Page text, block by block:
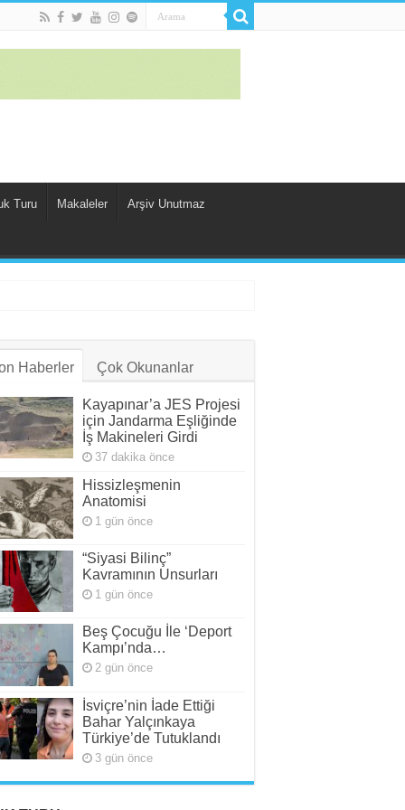
Turu Makaleler Arşiv Unutmaz
Haberler Çok Okunanlar
Kayapınar’a JES Projesi
için Jandarma Eşliğinde
İş Makineleri Girdi
37 dakika önce
Hissizleşmenin
Anatomisi
1 gün önce
“Siyasi Bilinç”
Kavramının Unsurları
1 gün önce
Beş Çocuğu İle ‘Deport
Kampı’nda…
2 gün önce
İsviçre’nin İade Ettiği
Bahar Yalçınkaya
Türkiye’de Tutuklandı
3 gün önce